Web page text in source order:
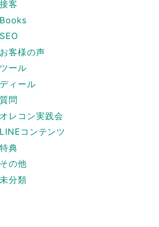
接客
Books
SEO
お客様の声
ツール
ディール
質問
オレコン実践会
LINEコンテンツ
特典
その他
未分類